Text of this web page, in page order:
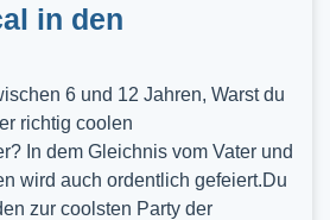
in den
6 und 12 Jahren, Warst du
richtig coolen
In dem Gleichnis vom Vater und
wird auch ordentlich gefeiert.Du
zur coolsten Party der